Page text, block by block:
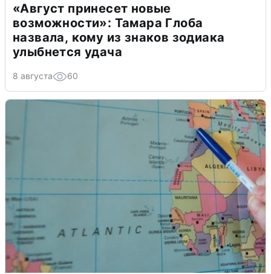
«Август принесет новые
возможности»: Тамара Глоба
назвала, кому из знаков зодиака
улыбнется удача
8 августа 60